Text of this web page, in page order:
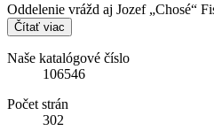
Oddelenie vrážd aj Jozef „Chosé“
Čítať viac
Naše katalógové číslo
106546
Počet strán
302